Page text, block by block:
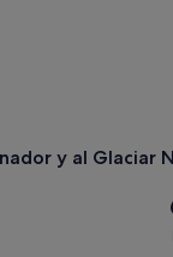
y al Glaciar